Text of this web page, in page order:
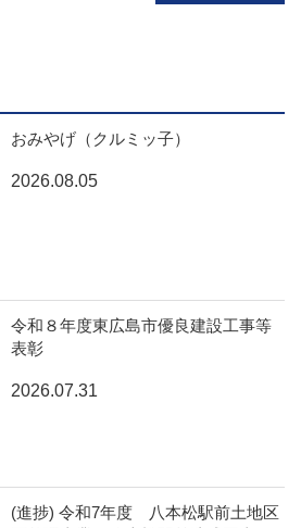
おみやげ（クルミッ子）
2026.08.05
令和８年度東広島市優良建設工事等
表彰
2026.07.31
(進捗) 令和7年度 八本松駅前土地区